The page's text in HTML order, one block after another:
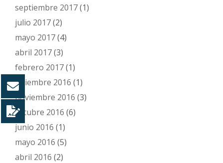
septiembre 2017(1)
julio 2017(2)
mayo 2017(4)
abril 2017(3)
febrero 2017(1)
diciembre 2016 (1)
noviembre 2016 (3)
octubre 2016 (6)
junio 2016 (1)
mayo 2016 (5)
abril 2016 (2)